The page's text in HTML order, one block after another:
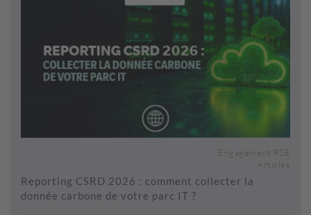
Engagement RSE
Articles
Reporting CSRD 2026 : comment collecter la
donnée carbone de votre parc IT ?